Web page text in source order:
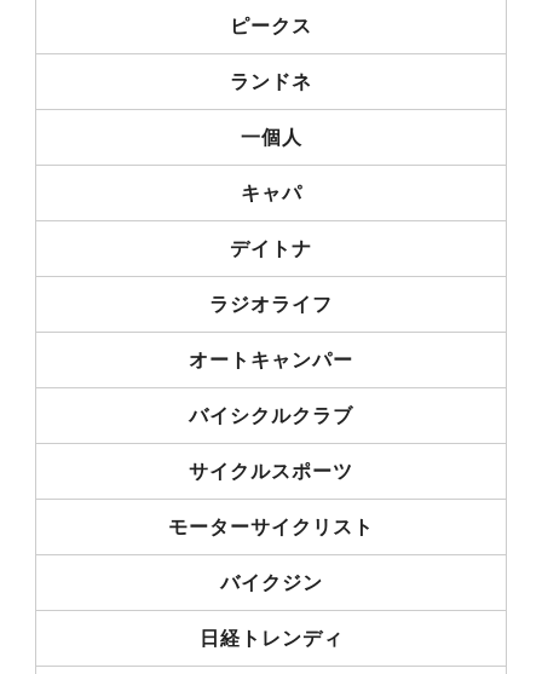
ピークス
ランドネ
一個人
キャパ
デイトナ
ラジオライフ
オートキャンパー
バイシクルクラブ
サイクルスポーツ
モーターサイクリスト
バイクジン
日経トレンディ